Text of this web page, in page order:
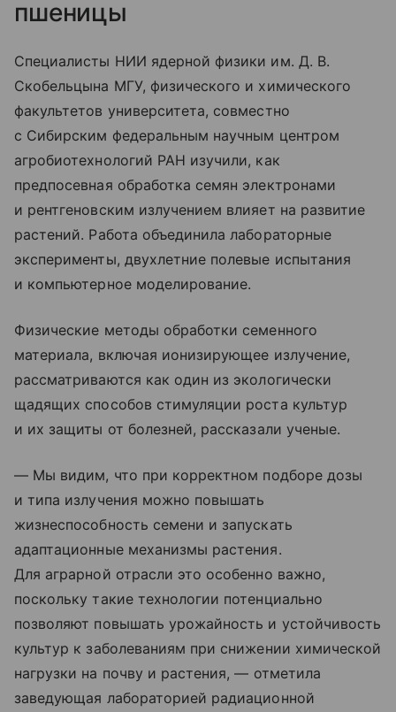
пшеницы
Специалисты НИИ ядерной физики им. Д. В.
Скобельцына МГУ, физического и химического
факультетов университета, совместно
с Сибирским федеральным научным центром
агробиотехнологий РАН изучили, как
предпосевная обработка семян электронами
и рентгеновским излучением влияет на развитие
растений. Работа объединила лабораторные
эксперименты, двухлетние полевые испытания
и компьютерное моделирование.
Физические методы обработки семенного
материала, включая ионизирующее излучение,
рассматриваются как один из экологически
щадящих способов стимуляции роста культур
и их защиты от болезней, рассказали ученые.
— Мы видим, что при корректном подборе дозы
и типа излучения можно повышать
жизнеспособность семени и запускать
адаптационные механизмы растения.
Для аграрной отрасли это особенно важно,
поскольку такие технологии потенциально
позволяют повышать урожайность и устойчивость
культур к заболеваниям при снижении химической
нагрузки на почву и растения, — отметила
заведующая лабораторией радиационной